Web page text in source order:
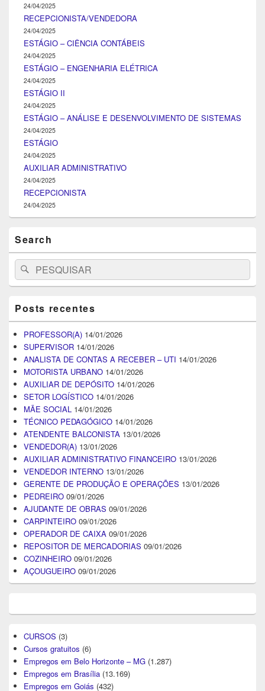
24/04/2025
RECEPCIONISTA/VENDEDORA
24/04/2025
ESTÁGIO – CIÊNCIA CONTÁBEIS
24/04/2025
ESTÁGIO – ENGENHARIA ELÉTRICA
24/04/2025
ESTÁGIO II
24/04/2025
ESTÁGIO – ANÁLISE E DESENVOLVIMENTO DE SISTEMAS
24/04/2025
ESTÁGIO
24/04/2025
AUXILIAR ADMINISTRATIVO
24/04/2025
RECEPCIONISTA
24/04/2025
Search
Search
for:
Pesquisar
Posts recentes
PROFESSOR(A) 14/01/2026
SUPERVISOR 14/01/2026
ANALISTA DE CONTAS A RECEBER – UTI 14/01/2026
MOTORISTA URBANO 14/01/2026
AUXILIAR DE DEPÓSITO 14/01/2026
SETOR LOGÍSTICO 14/01/2026
MÃE SOCIAL 14/01/2026
TÉCNICO PEDAGÓGICO 14/01/2026
ATENDENTE BALCONISTA 13/01/2026
VENDEDOR(A) 13/01/2026
AUXILIAR ADMINISTRATIVO FINANCEIRO 13/01/2026
VENDEDOR INTERNO 13/01/2026
GERENTE DE PRODUÇÃO E OPERAÇÕES 13/01/2026
PEDREIRO 09/01/2026
AJUDANTE DE OBRAS 09/01/2026
CARPINTEIRO 09/01/2026
OPERADOR DE CAIXA 09/01/2026
REPOSITOR DE MERCADORIAS 09/01/2026
COZINHEIRO 09/01/2026
AÇOUGUEIRO 09/01/2026
CURSOS (3)
Cursos gratuitos (6)
Empregos em Belo Horizonte – MG (1.287)
Empregos em Brasília (13.169)
Empregos em Goiás (432)